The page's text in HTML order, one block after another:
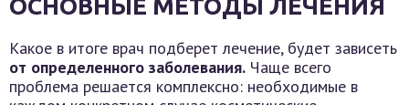
ОСНОВНЫЕ МЕТОДЫ ЛЕЧЕНИЯ
Какое в итоге врач подберет лечение, будет зависеть
от определенного заболевания. Чаще всего
проблема решается комплексно: необходимые в